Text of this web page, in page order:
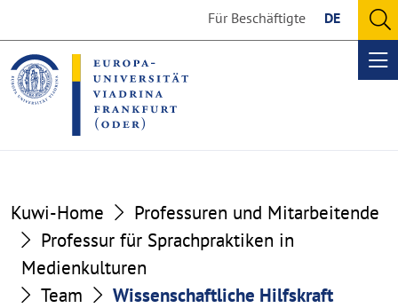
the
content
section
the
footer
section
Für Beschäftigte DE
Kuwi-Home
Professuren und Mitarbeitende
Professur für Sprachpraktiken in
Medienkulturen
Team
Wissenschaftliche Hilfskraft